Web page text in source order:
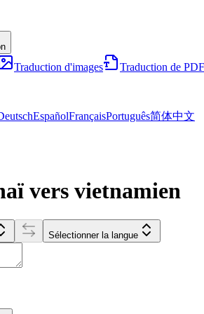
Traduction d'images Traduction de PDF
EspañolFrançaisPortuguês简体中文
vers vietnamien
Sélectionner la langue